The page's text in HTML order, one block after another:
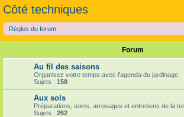
Côté techniques
Règles du forum
Forum
Au fil des saisons
Organisez votre temps avec l'agenda du jardinage.
Sujets : 158
Aux sols
Préparations, soins, arrosages et entretiens de la
Sujets : 262